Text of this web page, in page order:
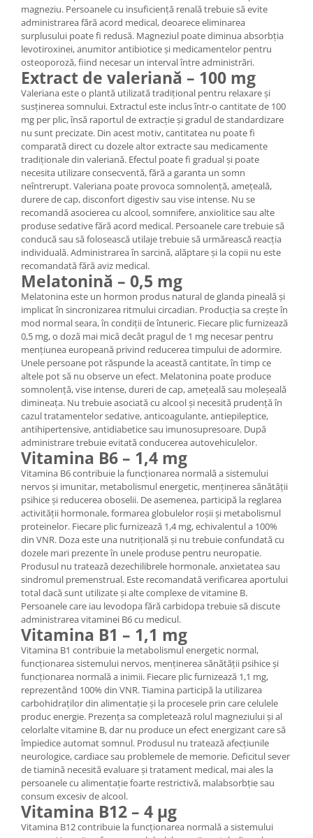
magneziu. Persoanele cu insuficiență renală trebuie să evite
administrarea fără acord medical, deoarece eliminarea
surplusului poate fi redusă. Magneziul poate diminua absorbția
levotiroxinei, anumitor antibiotice și medicamentelor pentru
osteoporoză, fiind necesar un interval între administrări.
Extract de valeriană – 100 mg
Valeriana este o plantă utilizată tradițional pentru relaxare și
susținerea somnului. Extractul este inclus într-o cantitate de 100
mg per plic, însă raportul de extracție și gradul de standardizare
nu sunt precizate. Din acest motiv, cantitatea nu poate fi
comparată direct cu dozele altor extracte sau medicamente
tradiționale din valeriană. Efectul poate fi gradual și poate
necesita utilizare consecventă, fără a garanta un somn
neîntrerupt. Valeriana poate provoca somnolență, amețeală,
durere de cap, disconfort digestiv sau vise intense. Nu se
recomandă asocierea cu alcool, somnifere, anxiolitice sau alte
produse sedative fără acord medical. Persoanele care trebuie să
conducă sau să folosească utilaje trebuie să urmărească reacția
individuală. Administrarea în sarcină, alăptare și la copii nu este
recomandată fără aviz medical.
Melatonină – 0,5 mg
Melatonina este un hormon produs natural de glanda pineală și
implicat în sincronizarea ritmului circadian. Producția sa crește în
mod normal seara, în condiții de întuneric. Fiecare plic furnizează
0,5 mg, o doză mai mică decât pragul de 1 mg necesar pentru
mențiunea europeană privind reducerea timpului de adormire.
Unele persoane pot răspunde la această cantitate, în timp ce
altele pot să nu observe un efect. Melatonina poate produce
somnolență, vise intense, dureri de cap, amețeală sau moleșeală
dimineața. Nu trebuie asociată cu alcool și necesită prudență în
cazul tratamentelor sedative, anticoagulante, antiepileptice,
antihipertensive, antidiabetice sau imunosupresoare. După
administrare trebuie evitată conducerea autovehiculelor.
Vitamina B6 – 1,4 mg
Vitamina B6 contribuie la funcționarea normală a sistemului
nervos și imunitar, metabolismul energetic, menținerea sănătății
psihice și reducerea oboselii. De asemenea, participă la reglarea
activității hormonale, formarea globulelor roșii și metabolismul
proteinelor. Fiecare plic furnizează 1,4 mg, echivalentul a 100%
din VNR. Doza este una nutrițională și nu trebuie confundată cu
dozele mari prezente în unele produse pentru neuropatie.
Produsul nu tratează dezechilibrele hormonale, anxietatea sau
sindromul premenstrual. Este recomandată verificarea aportului
total dacă sunt utilizate și alte complexe de vitamine B.
Persoanele care iau levodopa fără carbidopa trebuie să discute
administrarea vitaminei B6 cu medicul.
Vitamina B1 – 1,1 mg
Vitamina B1 contribuie la metabolismul energetic normal,
funcționarea sistemului nervos, menținerea sănătății psihice și
funcționarea normală a inimii. Fiecare plic furnizează 1,1 mg,
reprezentând 100% din VNR. Tiamina participă la utilizarea
carbohidraților din alimentație și la procesele prin care celulele
produc energie. Prezența sa completează rolul magneziului și al
celorlalte vitamine B, dar nu produce un efect energizant care să
împiedice automat somnul. Produsul nu tratează afecțiunile
neurologice, cardiace sau problemele de memorie. Deficitul sever
de tiamină necesită evaluare și tratament medical, mai ales la
persoanele cu alimentație foarte restrictivă, malabsorbție sau
consum excesiv de alcool.
Vitamina B12 – 4 µg
Vitamina B12 contribuie la funcționarea normală a sistemului